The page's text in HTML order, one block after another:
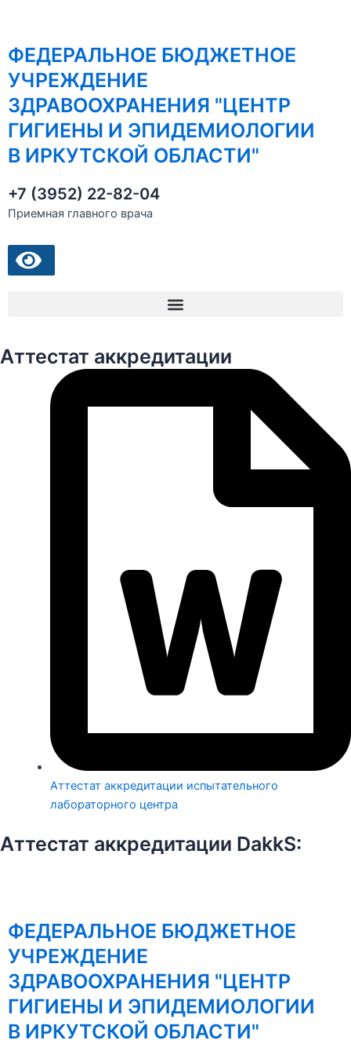
содержимому
ФЕДЕРАЛЬНОЕ БЮДЖЕТНОЕ
УЧРЕЖДЕНИЕ
ЗДРАВООХРАНЕНИЯ "ЦЕНТР
ГИГИЕНЫ И ЭПИДЕМИОЛОГИИ
В ИРКУТСКОЙ ОБЛАСТИ"
+7 (3952) 22-82-04
Приемная главного врача
Menu
Аттестат аккредитации
Аттестат аккредитации испытательного
лабораторного центра
Аттестат аккредитации DakkS:
ФЕДЕРАЛЬНОЕ БЮДЖЕТНОЕ
УЧРЕЖДЕНИЕ
ЗДРАВООХРАНЕНИЯ "ЦЕНТР
ГИГИЕНЫ И ЭПИДЕМИОЛОГИИ
В ИРКУТСКОЙ ОБЛАСТИ"